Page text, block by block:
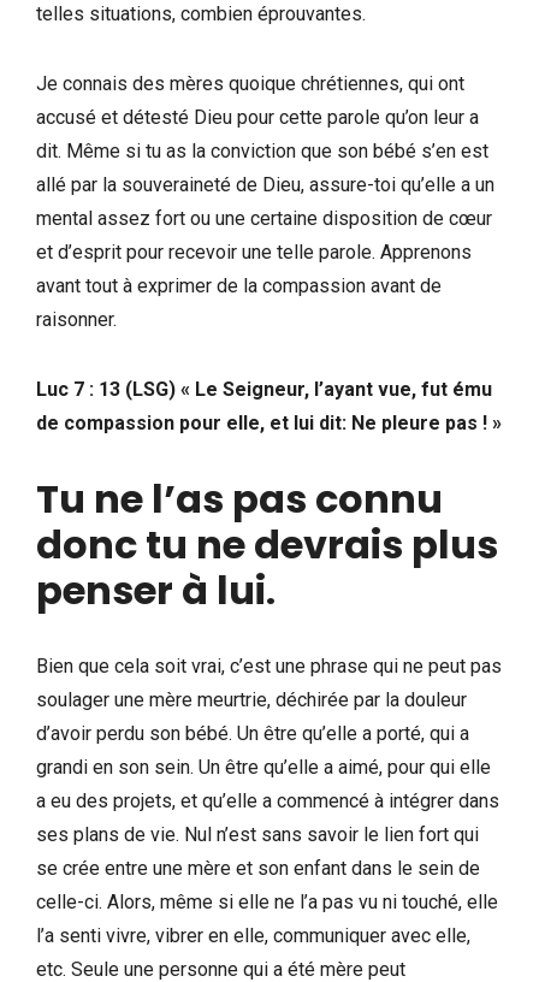
telles situations, combien éprouvantes.
Je connais des mères quoique chrétiennes, qui ont
accusé et détesté Dieu pour cette parole qu’on leur a
dit. Même si tu as la conviction que son bébé s’en est
allé par la souveraineté de Dieu, assure-toi qu’elle a un
mental assez fort ou une certaine disposition de cœur
et d’esprit pour recevoir une telle parole. Apprenons
avant tout à exprimer de la compassion avant de
raisonner.
Luc 7 : 13 (LSG) « Le Seigneur, l’ayant vue, fut ému
de compassion pour elle, et lui dit: Ne pleure pas ! »
Tu ne l’as pas connu
donc tu ne devrais plus
penser à lui.
Bien que cela soit vrai, c’est une phrase qui ne peut pas
soulager une mère meurtrie, déchirée par la douleur
d’avoir perdu son bébé. Un être qu’elle a porté, qui a
grandi en son sein. Un être qu’elle a aimé, pour qui elle
a eu des projets, et qu’elle a commencé à intégrer dans
ses plans de vie. Nul n’est sans savoir le lien fort qui
se crée entre une mère et son enfant dans le sein de
celle-ci. Alors, même si elle ne l’a pas vu ni touché, elle
l’a senti vivre, vibrer en elle, communiquer avec elle,
etc. Seule une personne qui a été mère peut